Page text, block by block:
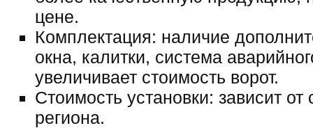
цене.
Комплектация: наличие
окна, калитки, система
увеличивает стоимость ворот.
Стоимость установки: зависит
региона.